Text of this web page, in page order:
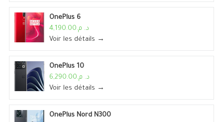
OnePlus 6
د. م.4,190.00
Voir les détails →
OnePlus 10
د. م.6,290.00
Voir les détails →
OnePlus Nord N300